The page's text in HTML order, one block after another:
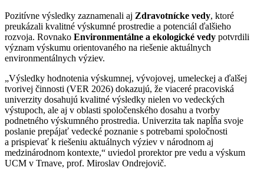
Pozitívne výsledky zaznamenali aj Zdravotnícke vedy, ktoré
preukázali kvalitné výskumné prostredie a potenciál ďalšieho
rozvoja. Rovnako Environmentálne a ekologické vedy potvrdili
význam výskumu orientovaného na riešenie aktuálnych
environmentálnych výziev.
„Výsledky hodnotenia výskumnej, vývojovej, umeleckej a ďalšej
tvorivej činnosti (VER 2026) dokazujú, že viaceré pracoviská
univerzity dosahujú kvalitné výsledky nielen vo vedeckých
výstupoch, ale aj v oblasti spoločenského dosahu a tvorby
podnetného výskumného prostredia. Univerzita tak napĺňa svoje
poslanie prepájať vedecké poznanie s potrebami spoločnosti
a prispievať k riešeniu aktuálnych výziev v národnom aj
medzinárodnom kontexte,“ uviedol prorektor pre vedu a výskum
UCM v Trnave, prof. Miroslav Ondrejovič.